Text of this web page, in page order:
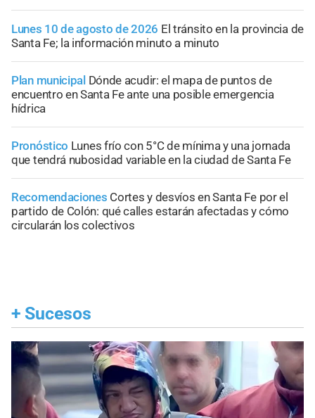
Lunes 10 de agosto de 2026 El tránsito en la provincia de
Santa Fe; la información minuto a minuto
Plan municipal Dónde acudir: el mapa de puntos de
encuentro en Santa Fe ante una posible emergencia
hídrica
Pronóstico Lunes frío con 5°C de mínima y una jornada
que tendrá nubosidad variable en la ciudad de Santa Fe
Recomendaciones Cortes y desvíos en Santa Fe por el
partido de Colón: qué calles estarán afectadas y cómo
circularán los colectivos
+ Sucesos